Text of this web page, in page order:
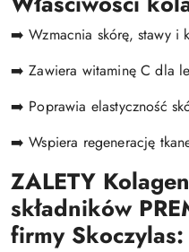
➡️ Wzmacnia skórę, stawy i
➡️ Zawiera witaminę C dla
➡️ Poprawia elastyczność
➡️ Wspiera regenerację
ZALETY
składników
firmy Skoczylas: